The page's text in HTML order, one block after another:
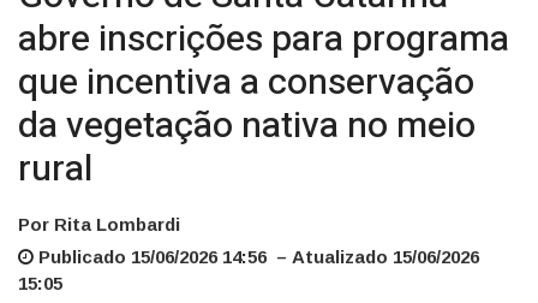
rural
abre inscrições para programa
que incentiva a conservação
da vegetação nativa no meio
rural
Por Rita Lombardi
Publicado 15/06/2026 14:56 – Atualizado 15/06/2026
15:05